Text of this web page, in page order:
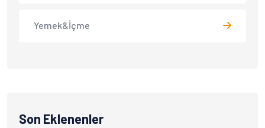
Yemek&İçme
Son Eklenenler